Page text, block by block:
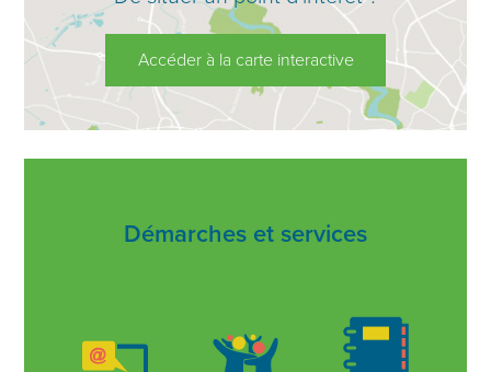
Accéder à la carte interactive
Démarches et services